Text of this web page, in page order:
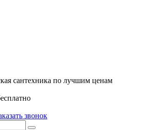
сантехника по лучшим ценам
звонок